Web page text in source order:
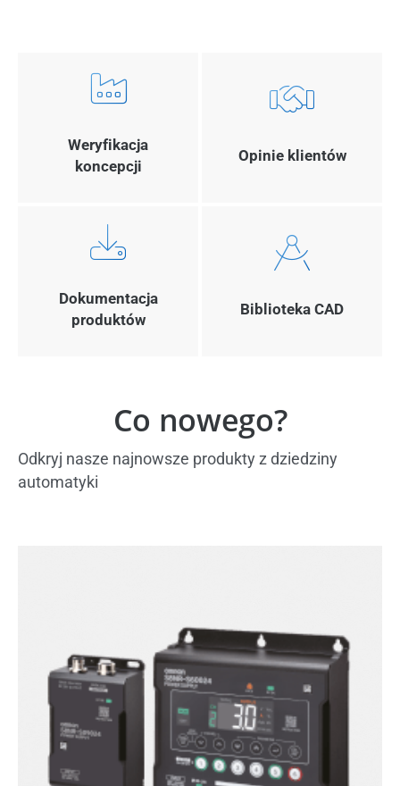
Weryfikacja
koncepcji
Opinie klientów
Dokumentacja
produktów
Biblioteka CAD
Co nowego?
Odkryj nasze najnowsze produkty z dziedziny
automatyki